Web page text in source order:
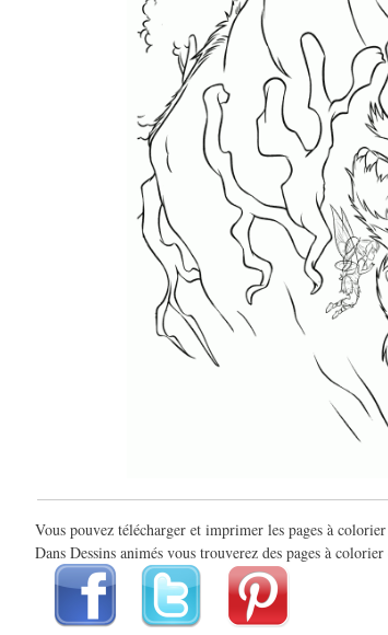
Vous pouvez télécharger et imprimer les pages à
Dans Dessins animés vous trouverez des pages à